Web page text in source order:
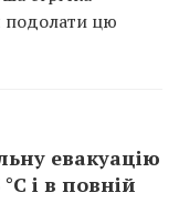
подолати цю
евакуацію
і в повній